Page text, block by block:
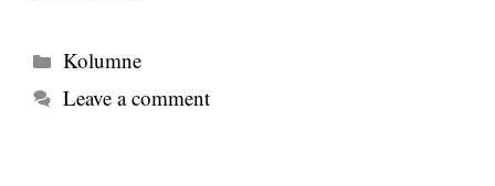
Kategorije
Kolumne
Leave a comment